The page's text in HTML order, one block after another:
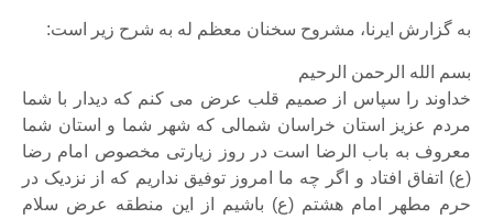
به گزارش ایرنا، مشروح سخنان معظم له به شرح زیر است:
بسم الله الرحمن الرحیم
خداوند را سپاس از صمیم قلب عرض می کنم که دیدار با شما
مردم عزیز استان خراسان شمالی که شهر شما و استان شما
معروف به باب الرضا است در روز زیارتی مخصوص امام رضا
(ع) اتفاق افتاد و اگر چه ما امروز توفیق نداریم که از نزدیک در
حرم مطهر امام هشتم (ع) باشیم از این منطقه عرض سلام